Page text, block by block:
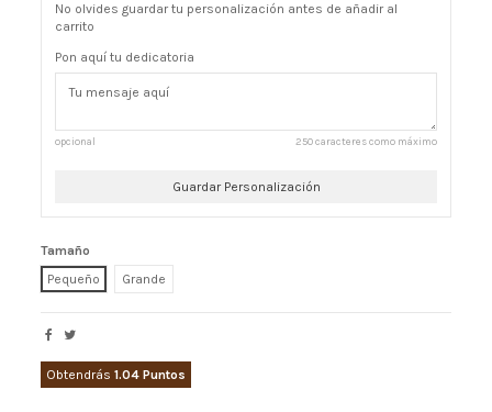
No olvides guardar tu personalización antes de añadir al
carrito
Pon aquí tu dedicatoria
opcional 250 caracteres como máximo
Guardar Personalización
Tamaño
Pequeño
Grande
Obtendrás1.04 Puntos